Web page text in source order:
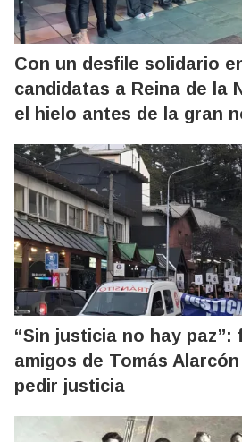
Con un desfile solidario
candidatas a Reina de la
el hielo antes de la gran
“Sin justicia no hay paz”:
amigos de Tomás
pedir justicia